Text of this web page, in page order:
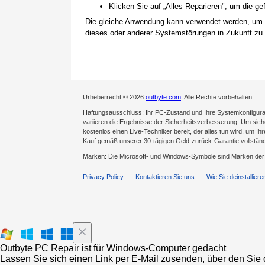
Klicken Sie auf „Alles Reparieren", um die
Die gleiche Anwendung kann verwendet werden,
dieses oder anderer Systemstörungen in Zukunft zu
Urheberrecht © 2026 outbyte.com . Alle Rechte vorbehalten.
Haftungsausschluss: Ihr PC-Zustand und Ihre
variieren die Ergebnisse der Sicherheitsverbesserung. Um
kostenlos einen Live-Techniker bereit, der alles tun wird, um
Kauf gemäß unserer 30-tägigen Geld-zurück-Garantie
Marken: Die Microsoft- und Windows-Symbole sind Marken
Privacy Policy Kontaktieren Sie uns Wie Sie
Outbyte PC Repair ist für Windows-Computer gedacht
Lassen Sie sich einen Link per E-Mail zusenden, über den